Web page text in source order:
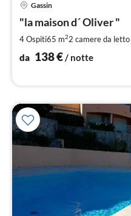
Gassin
"la maison d´ Oliver "
4 Ospiti65 m22 camere da letto
da 138€/ notte